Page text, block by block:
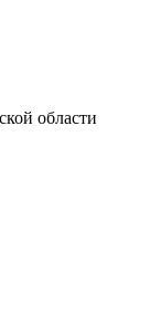
области